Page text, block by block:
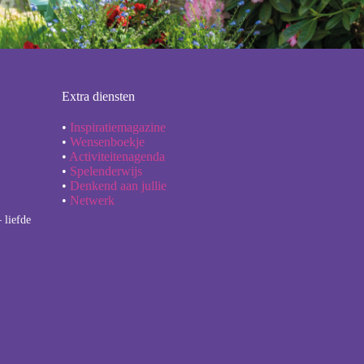
liefde
Extra diensten
• Inspiratiemagazine
• Wensenboekje
• Activiteitenagenda
• Spelenderwijs
• Denkend aan jullie
• Netwerk